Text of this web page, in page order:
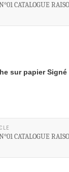
CATALOGUE
sur papier
CATALOGUE